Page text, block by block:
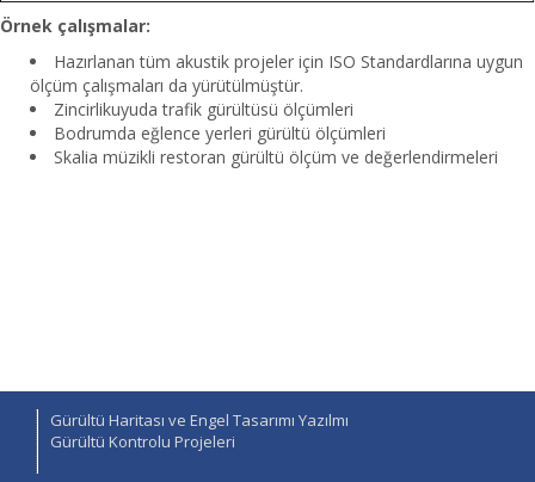
Örnek çalışmalar:
Hazırlanan tüm akustik projeler için ISO Standardlarına uygun
ölçüm çalışmaları da yürütülmüştür.
Zincirlikuyuda trafik gürültüsü ölçümleri
Bodrumda eğlence yerleri gürültü ölçümleri
Skalia müzikli restoran gürültü ölçüm ve değerlendirmeleri
Gürültü Haritası ve Engel Tasarımı Yazılmı
Gürültü Kontrolu Projeleri